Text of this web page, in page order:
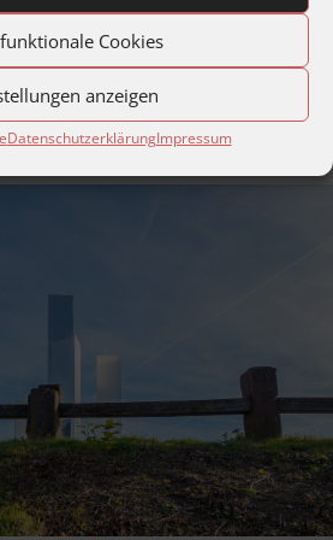
Cookies
anzeigen
DatenschutzerklärungImpressum